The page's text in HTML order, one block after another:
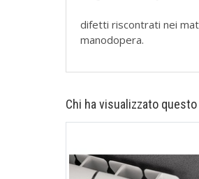
difetti riscontrati nei
manodopera.
Chi ha visualizzato